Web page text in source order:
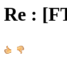
Re :